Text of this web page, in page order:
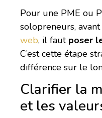
Pour une PME ou
solopreneurs,
web, il faut poser
C’est cette étape
différence sur le
Clarifier la
et les